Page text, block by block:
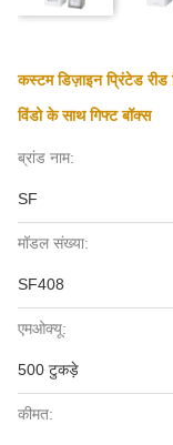
कस्टम डिज़ाइन प्रिंटेड
विंडो के साथ गिफ्ट बॉक्स
ब्रांड नाम:
SF
मॉडल संख्या:
SF408
एमओक्यू:
500 टुकड़े
कीमत: